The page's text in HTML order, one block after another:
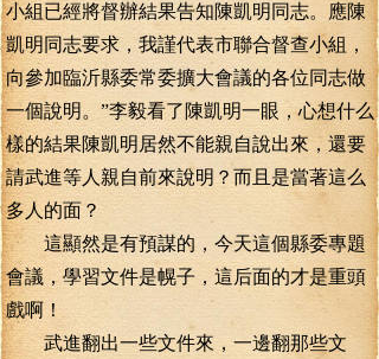
小組已經將督辦結果告知陳凱明同志。應陳
凱明同志要求，我謹代表市聯合督查小組，
向參加臨沂縣委常委擴大會議的各位同志做
一個說明。”李毅看了陳凱明一眼，心想什么
樣的結果陳凱明居然不能親自說出來，還要
請武進等人親自前來說明？而且是當著這么
多人的面？
這顯然是有預謀的，今天這個縣委專題
會議，學習文件是幌子，這后面的才是重頭
戲啊！
武進翻出一些文件來，一邊翻那些文